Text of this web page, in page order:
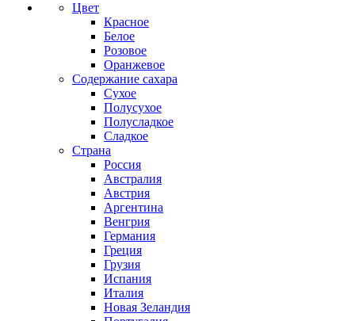
Цвет
Красное
Белое
Розовое
Оранжевое
Содержание сахара
Сухое
Полусухое
Полусладкое
Сладкое
Страна
Россия
Австралия
Австрия
Аргентина
Венгрия
Германия
Греция
Грузия
Испания
Италия
Новая Зеландия